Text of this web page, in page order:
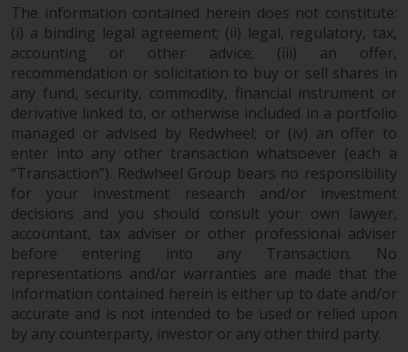
Produkte oder Dienstleistungen
werden auf der Grundlage
bestimmter Registrierungen in
relevanten Gerichtsbarkeiten
gemäß den Europäischen
Richtlinien zur Koordinierung von
Gesetzen, Vorschriften und
Verwaltungsvorschriften in Bezug
auf Organismen für gemeinsame
Anlagen in Wertpapieren
(UCITS/OGAW) (Richtlinie
2009/65/EG ) und die Richtlinie
über die Verwalter alternativer
Investmentfonds (Richtlinie
2011/61/EU) sowie die
entsprechenden Regelungen, die
The information contained herein does not constitute:
(i) a binding legal agreement; (ii) legal, regulatory, tax,
accounting or other advice; (iii) an offer,
recommendation or solicitation to buy or sell shares in
any fund, security, commodity, financial instrument or
derivative linked to, or otherwise included in a portfolio
managed or advised by Redwheel; or (iv) an offer to
enter into any other transaction whatsoever (each a
“Transaction”). Redwheel Group bears no responsibility
for your investment research and/or investment
decisions and you should consult your own lawyer,
accountant, tax adviser or other professional adviser
before entering into any Transaction. No
representations and/or warranties are made that the
information contained herein is either up to date and/or
accurate and is not intended to be used or relied upon
by any counterparty, investor or any other third party.